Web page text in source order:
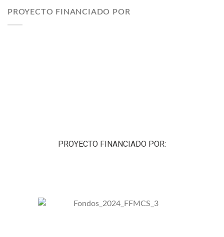
PROYECTO FINANCIADO POR
PROYECTO FINANCIADO POR: